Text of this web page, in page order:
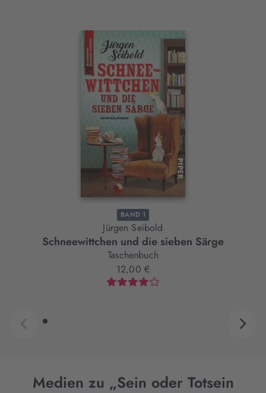
Interaktives
BAND 1
Jürgen Seibold
Schneewittchen und die sieben Särge
Taschenbuch
12,00 €
Medien zu „Sein oder Totsein